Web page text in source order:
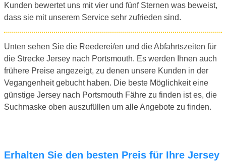
Kunden bewertet uns mit vier und fünf Sternen was beweist,
dass sie mit unserem Service sehr zufrieden sind.
Unten sehen Sie die Reederei/en und die Abfahrtszeiten für
die Strecke Jersey nach Portsmouth. Es werden Ihnen auch
frühere Preise angezeigt, zu denen unsere Kunden in der
Vegangenheit gebucht haben. Die beste Möglichkeit eine
günstige Jersey nach Portsmouth Fähre zu finden ist es, die
Suchmaske oben auszufüllen um alle Angebote zu finden.
Erhalten Sie den besten Preis für Ihre Jersey